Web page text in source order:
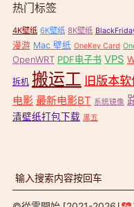
热门标签
4K壁纸 6K壁纸 8K壁纸
漫游 Mac 壁纸 OneKey Card
OpenWRT PDF电子书 VPS
拆机 搬运工 旧版本
电影 最新电影BT 系统镜像
清壁纸打包下载 黑五